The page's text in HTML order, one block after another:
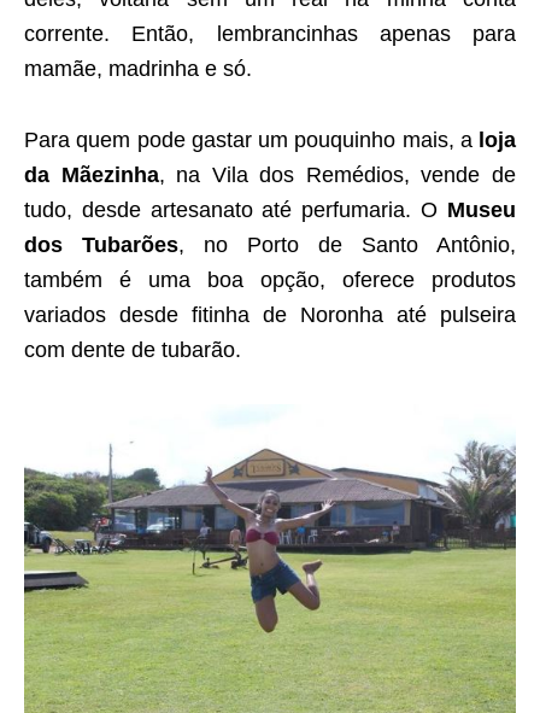
corrente. Então, lembrancinhas apenas para
mamãe, madrinha e só.
Para quem pode gastar um pouquinho mais, a loja
da Mãezinha, na Vila dos Remédios, vende de
tudo, desde artesanato até perfumaria. O Museu
dos Tubarões, no Porto de Santo Antônio,
também é uma boa opção, oferece produtos
variados desde fitinha de Noronha até pulseira
com dente de tubarão.